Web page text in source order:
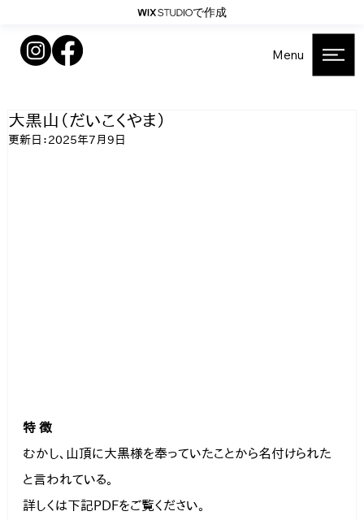
で作成
Menu
大黒山（だいこくやま）
更新日： 2025年7月9日
特 徴
むかし、山頂に大黒様を奉っていたことから名付けられた
と言われている。
詳しくは下記PDFをご覧ください。